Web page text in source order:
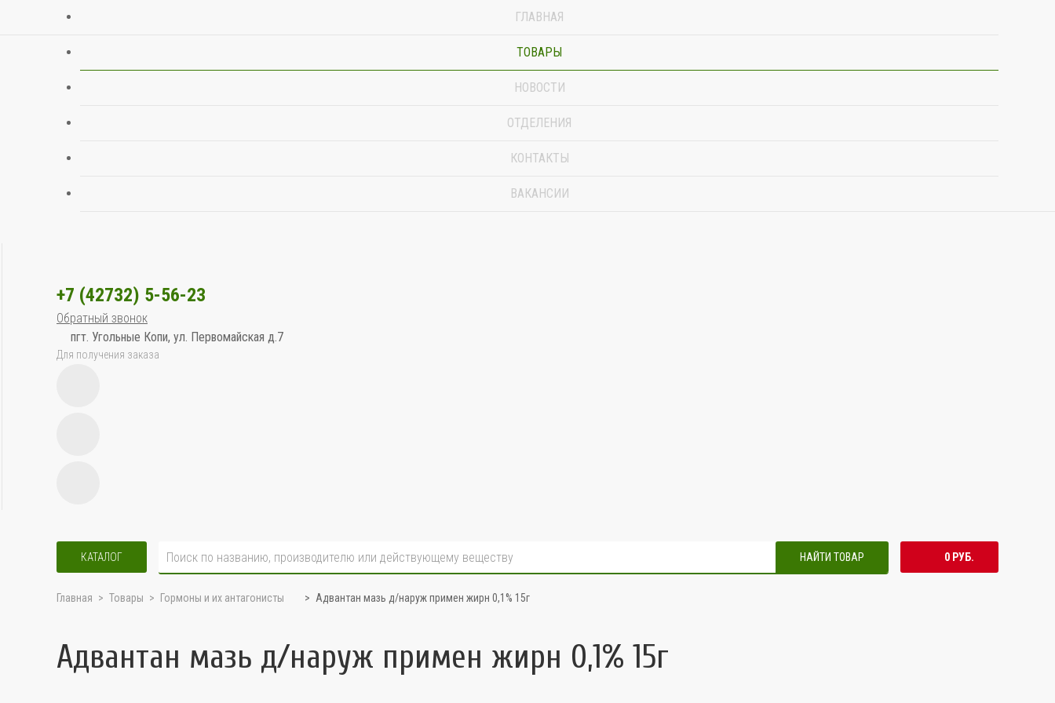
ГЛАВНАЯ
ТОВАРЫ
НОВОСТИ
ОТДЕЛЕНИЯ
КОНТАКТЫ
ВАКАНСИИ
+7 (42732) 5-56-23
Обратный звонок
пгт. Угольные Копи, ул. Первомайская д.7
Для получения заказа
КАТАЛОГ НАЙТИ ТОВАР 0 РУБ.
Главная Товары Гормоны и их антагонисты Адвантан мазь д/наруж примен жирн 0,1% 15г
Адвантан мазь д/наруж примен жирн 0,1% 15г